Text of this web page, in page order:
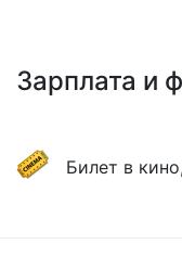
Зарплата и
Билет в